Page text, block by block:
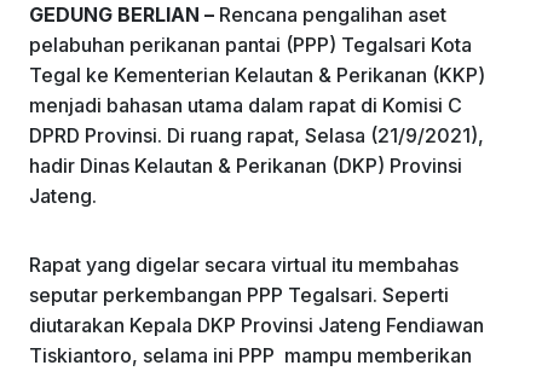
o
k
p
GEDUNG BERLIAN – Rencana pengalihan aset
pelabuhan perikanan pantai (PPP) Tegalsari Kota
Tegal ke Kementerian Kelautan & Perikanan (KKP)
menjadi bahasan utama dalam rapat di Komisi C
DPRD Provinsi. Di ruang rapat, Selasa (21/9/2021),
hadir Dinas Kelautan & Perikanan (DKP) Provinsi
Jateng.
Rapat yang digelar secara virtual itu membahas
seputar perkembangan PPP Tegalsari. Seperti
diutarakan Kepala DKP Provinsi Jateng Fendiawan
Tiskiantoro, selama ini PPP mampu memberikan